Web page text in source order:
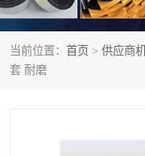
当前位置： 首页 > 供应商
套 耐磨
冷缠胶粘带
燃气管网钢塑转换